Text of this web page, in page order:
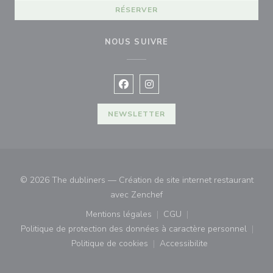
RÉSERVER
NOUS SUIVRE
Facebook ((ouvre une nouvelle
Instagram ((ouvre une
NEWSLETTER
© 2026 The dubliners — Création de site internet restaurant
avec Zenchef((ouvre une nouvelle
Mentions légales
((ouvre une nouvelle fenêtre))
CGU
((ouvre une nouvelle
Politique de protection des données à caractère personnel
((ouvre une nouvelle fenêtre))
Politique de cookies
((ouvre une nouvelle fenêtre))
Accessibilite
((ouvre une nouvelle